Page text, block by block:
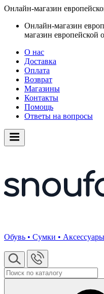
Онлайн-магазин
Онлайн-магазин
магазин европейской
О нас
Доставка
Оплата
Возврат
Магазины
Контакты
Помощь
Ответы на вопросы
Обувь • Сумки • Аксессуары